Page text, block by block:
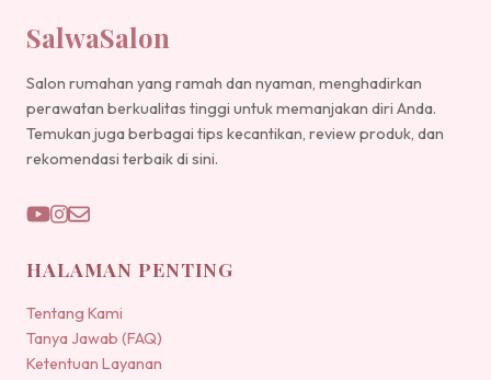
SalwaSalon
Salon rumahan yang ramah dan nyaman, menghadirkan
perawatan berkualitas tinggi untuk memanjakan diri Anda.
Temukan juga berbagai tips kecantikan, review produk, dan
rekomendasi terbaik di sini.
HALAMAN PENTING
Tentang Kami
Tanya Jawab (FAQ)
Ketentuan Layanan